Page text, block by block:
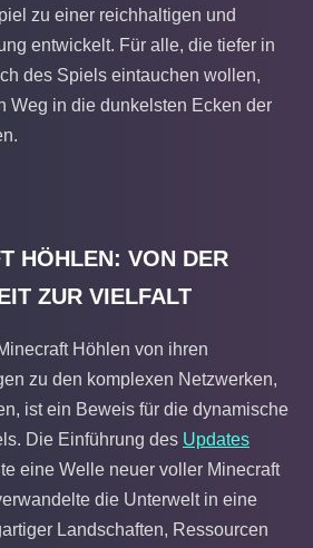
zu einer reichhaltigen und
entwickelt. Für alle, die tiefer in
des Spiels eintauchen wollen,
Weg in die dunkelsten Ecken der
HÖHLEN: VON DER
ZUR VIELFALT
Höhlen von ihren
zu den komplexen Netzwerken,
ist ein Beweis für die dynamische
Die Einführung des Updates
eine Welle neuer voller Minecraft
die Unterwelt in eine
Landschaften, Ressourcen